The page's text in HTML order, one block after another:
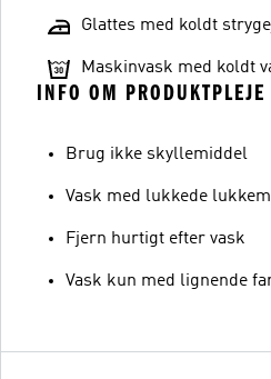
Glattes med koldt
Maskinvask med koldt
INFO OM PRODUKTPLEJE
Brug ikke skyllemiddel
Vask med lukkede
Fjern hurtigt efter vask
Vask kun med lignende